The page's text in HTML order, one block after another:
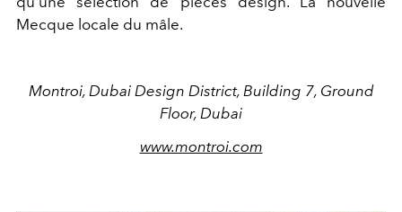
Mecque locale du mâle.
Montroi, Dubai Design District, Building 7, Ground
Floor, Dubai
www.montroi.com